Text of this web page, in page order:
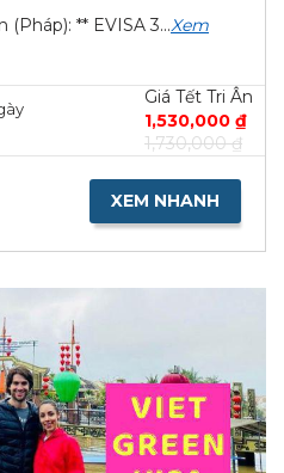
** EVISA 3...Xem
Giá Tết Tri Ân
1,530,000 ₫
1,730,000 ₫
XEM NHANH